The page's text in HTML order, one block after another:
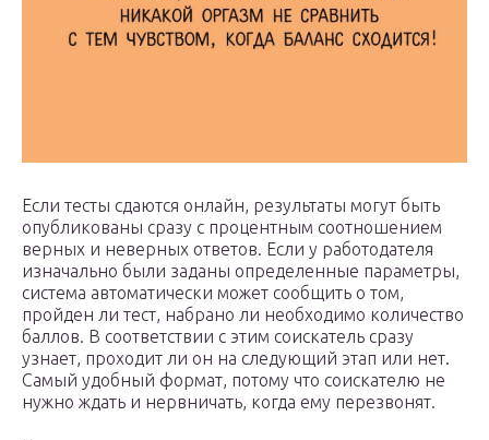
Если тесты сдаются онлайн, результаты могут быть
опубликованы сразу с процентным соотношением
верных и неверных ответов. Если у работодателя
изначально были заданы определенные параметры,
система автоматически может сообщить о том,
пройден ли тест, набрано ли необходимо количество
баллов. В соответствии с этим соискатель сразу
узнает, проходит ли он на следующий этап или нет.
Самый удобный формат, потому что соискателю не
нужно ждать и нервничать, когда ему перезвонят.